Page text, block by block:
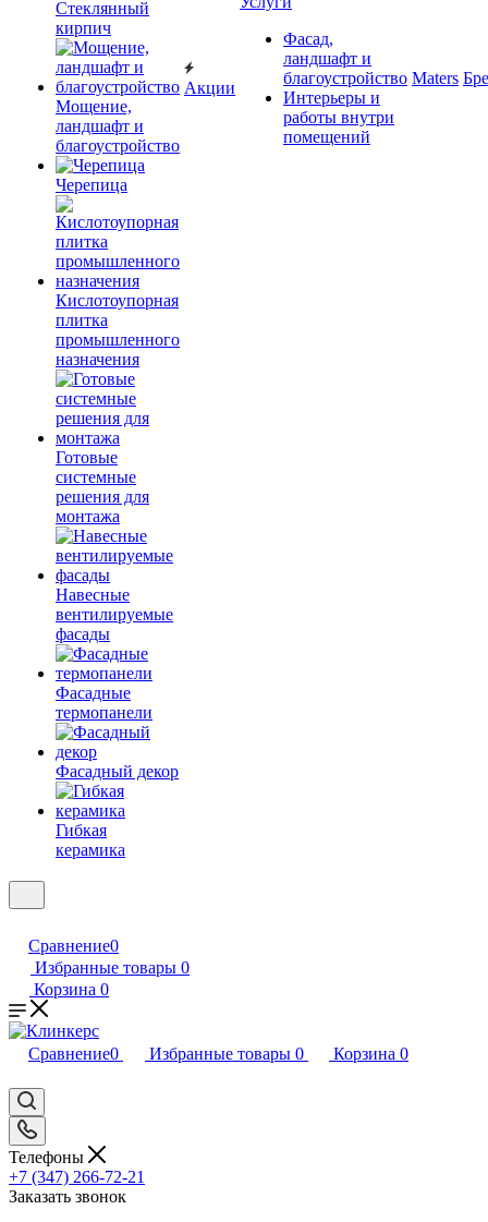
Cтеклянный
кирпич
Мощение,
ландшафт и
благоустройство
Черепица
Кислотоупорная
плитка
промышленного
назначения
Готовые
системные
решения для
монтажа
Навесные
вентилируемые
фасады
Фасадные
термопанели
Фасадный декор
Гибкая
керамика
Акции
Фасад,
ландшафт и
благоустройство
Интерьеры и
работы внутри
помещений
Maters
Сравнение0
Избранные товары 0
Корзина 0
Сравнение0 Избранные товары 0 Корзина 0
Телефоны
+7 (347) 266-72-21
Заказать звонок